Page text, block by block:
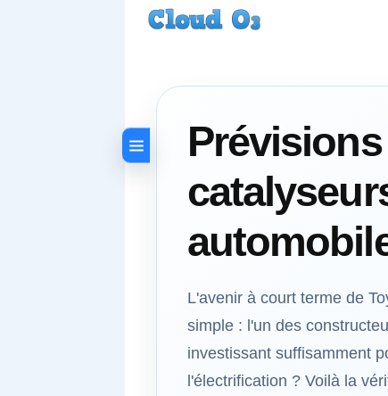
L'avenir à court terme de
simple : l'un des
investissant suffisamment
l'électrification ? Voilà la